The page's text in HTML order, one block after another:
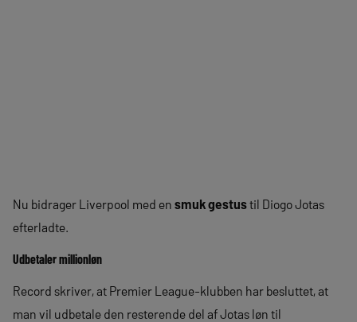
Nu bidrager Liverpool med en smuk gestustil Diogo Jotas
efterladte.
Udbetaler millionløn
Record skriver, at Premier League-klubben har besluttet, at
man vil udbetale den resterende del af Jotas løn til